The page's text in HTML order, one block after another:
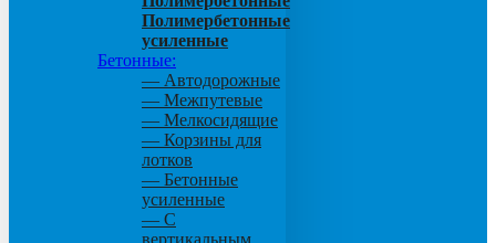
Полимербетонные
усиленные
Бетонные:
— Автодорожные
— Межпутевые
— Мелкосидящие
— Корзины для
лотков
— Бетонные
усиленные
— С
вертикальным